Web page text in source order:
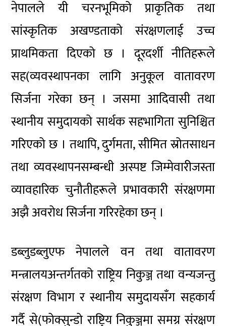
नेपालले यी चरनभूमिको प्राकृतिक तथा
सांस्कृतिक अखण्डताको संरक्षणलाई उच्च
प्राथमिकता दिएको छ । दूरदर्शी नीतिहरूले
सह(व्यवस्थापनका लागि अनुकूल वातावरण
सिर्जना गरेका छन् । जसमा आदिवासी तथा
स्थानीय समुदायको सार्थक सहभागिता सुनिश्चित
गरिएको छ । तथापि, दुर्गमता, सीमित स्रोतसाधन
तथा व्यवस्थापनसम्बन्धी अस्पष्ट जिम्मेवारीजस्ता
व्यावहारिक चुनौतीहरूले प्रभावकारी संरक्षणमा
अझै अवरोध सिर्जना गरिरहेका छन् ।
डब्लुडब्लुएफ नेपालले वन तथा वातावरण
मन्त्रालयअन्तर्गतको राष्ट्रिय निकुञ्ज तथा वन्यजन्तु
संरक्षण विभाग र स्थानीय समुदायसँग सहकार्य
गर्दै से(फोक्सुन्डो राष्ट्रिय निकुञ्जमा समग्र संरक्षण